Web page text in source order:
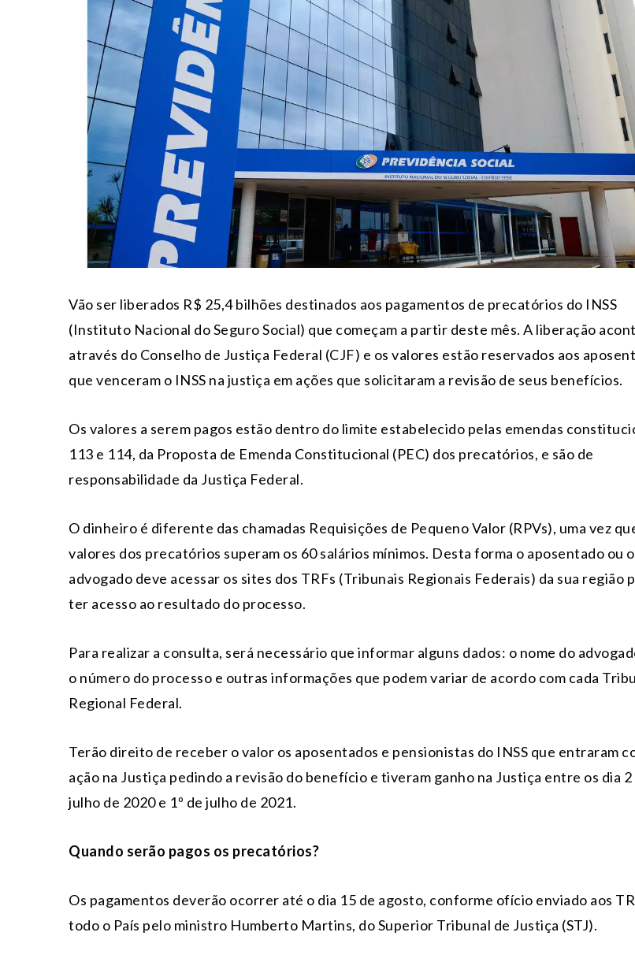
Vão ser liberados R$ 25,4 bilhões destinados aos pagamentos de precatórios do INSS
(Instituto Nacional do Seguro Social) que começam a partir deste mês. A liberação
através do Conselho de Justiça Federal (CJF) e os valores estão reservados aos
que venceram o INSS na justiça em ações que solicitaram a revisão de seus benefícios.
Os valores a serem pagos estão dentro do limite estabelecido pelas emendas
113 e 114, da Proposta de Emenda Constitucional (PEC) dos precatórios, e são de
responsabilidade da Justiça Federal.
O dinheiro é diferente das chamadas Requisições de Pequeno Valor (RPVs), uma vez
valores dos precatórios superam os 60 salários mínimos. Desta forma o aposentado ou
advogado deve acessar os sites dos TRFs (Tribunais Regionais Federais) da sua região
ter acesso ao resultado do processo.
Para realizar a consulta, será necessário que informar alguns dados: o nome do
o número do processo e outras informações que podem variar de acordo com cada
Regional Federal.
Terão direito de receber o valor os aposentados e pensionistas do INSS que entraram
ação na Justiça pedindo a revisão do benefício e tiveram ganho na Justiça entre os dia 2
julho de 2020 e 1º de julho de 2021.
Quando serão pagos os precatórios?
Os pagamentos deverão ocorrer até o dia 15 de agosto, conforme ofício enviado aos
todo o País pelo ministro Humberto Martins, do Superior Tribunal de Justiça (STJ).